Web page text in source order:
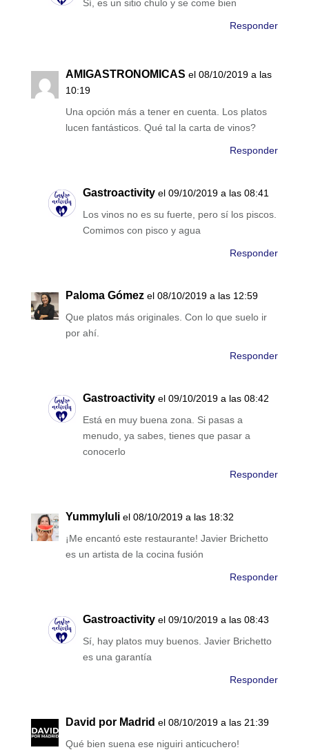
Sí, es un sitio chulo y se come bien
Responder
AMIGASTRONOMICAS el 08/10/2019 a las
10:19
Una opción más a tener en cuenta. Los platos
lucen fantásticos. Qué tal la carta de vinos?
Responder
Gastroactivity el 09/10/2019 a las 08:41
Los vinos no es su fuerte, pero sí los piscos.
Comimos con pisco y agua
Responder
Paloma Gómez el 08/10/2019 a las 12:59
Que platos más originales. Con lo que suelo ir
por ahí.
Responder
Gastroactivity el 09/10/2019 a las 08:42
Está en muy buena zona. Si pasas a
menudo, ya sabes, tienes que pasar a
conocerlo
Responder
Yummyluli el 08/10/2019 a las 18:32
¡Me encantó este restaurante! Javier Brichetto
es un artista de la cocina fusión
Responder
Gastroactivity el 09/10/2019 a las 08:43
Sí, hay platos muy buenos. Javier Brichetto
es una garantía
Responder
David por Madrid el 08/10/2019 a las 21:39
Qué bien suena ese niguiri anticuchero!